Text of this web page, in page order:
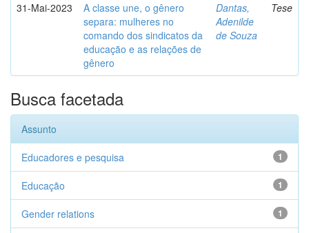
31-Mai-2023
A classe une, o gênero
separa: mulheres no
comando dos sindicatos da
educação e as relações de
gênero
Dantas,
Adenilde
de Souza
Tese
Busca facetada
Assunto
1
Educadores e pesquisa
1
Educação
1
Gender relations